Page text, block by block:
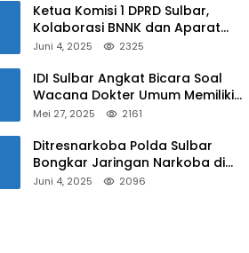
Ketua Komisi 1 DPRD Sulbar,
Kolaborasi BNNK dan Aparat
Kepolisian Tekan Penyalahgunaan
Juni 4, 2025 2325
IDI Sulbar Angkat Bicara Soal
Wacana Dokter Umum Memiliki
Kewenangan Operasi Caesar
Mei 27, 2025 2161
Ditresnarkoba Polda Sulbar
Bongkar Jaringan Narkoba di
Mamuju, Dua Pria Ditangkap! Jejak
Juni 4, 2025 2096